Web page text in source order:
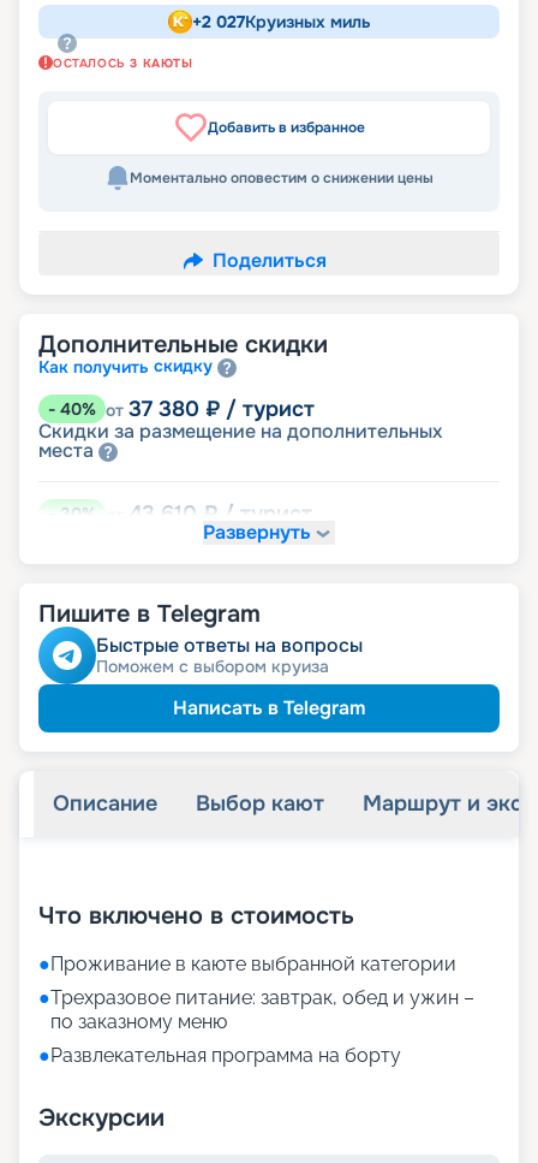
+2 027Круизных миль
ОСТАЛОСЬ 3 КАЮТЫ
Добавить в избранное
Моментально оповестим о снижении цены
Поделиться
Дополнительные скидки
Как получить скидку
- 40% от 37 380 ₽ / турист
Скидки за размещение на дополнительных
места
30% 43 610 ₽ / турист
размещение
56 070
Скидкадетям
Скидкапенсионерам
Развернуть
Пишите в Telegram
Быстрые ответы на вопросы
Поможем с выбором круиза
Написать в Telegram
Описание Выбор кают Маршрут и
Что включено в стоимость
●Проживание в каюте выбранной категории
●Трехразовое питание: завтрак, обед и ужин –
по заказному меню
●Развлекательная программа на борту
Экскурсии